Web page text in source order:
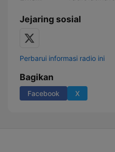
Jejaring sosial
Perbarui informasi radio ini
Bagikan
Facebook X